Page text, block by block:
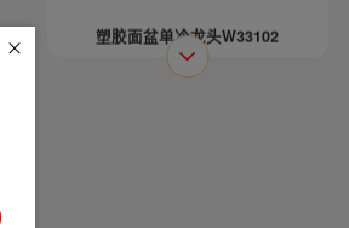
塑胶面盆单冷龙头W33102